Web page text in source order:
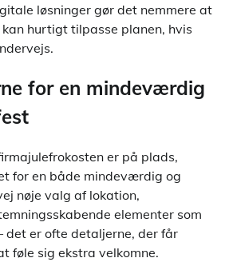
løsninger gør det nemmere at
hurtigt tilpasse planen, hvis
for en mindeværdig
er på plads,
for en både mindeværdig og
nøje valg af lokation,
elementer som
det er ofte detaljerne, der får
føle sig ekstra velkomne.